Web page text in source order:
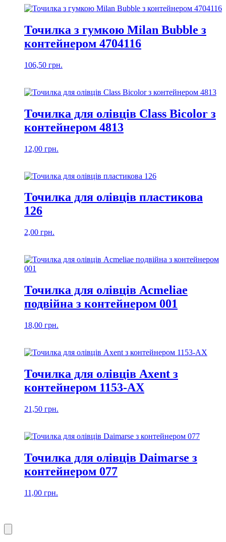
Точилка з гумкою Milan Bubble з
контейнером 4704116
106,50 грн.
Точилка для олівців Class Bicolor з
контейнером 4813
12,00 грн.
Точилка для олівців пластикова
126
2,00 грн.
Точилка для олівців Acmeliae
подвійна з контейнером 001
18,00 грн.
Точилка для олівців Axent з
контейнером 1153-AX
21,50 грн.
Точилка для олівців Daimarse з
контейнером 077
11,00 грн.